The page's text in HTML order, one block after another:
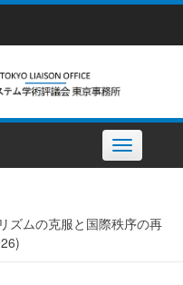
Toggle
navigation
ズムの克服と国際秩序の再